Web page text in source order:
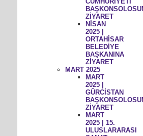
ZİYARET
NİSAN
2025 |
ORTAHİSAR
BELEDİYE
BAŞKANINA
ZİYARET
MART 2025
MART
2025 |
GÜRCİSTAN
ZİYARET
MART
2025 | 15.
ULUSLARARASI